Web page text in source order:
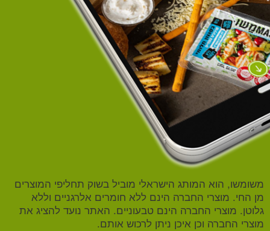
משומשו, הוא המותג הישראלי מוביל בשוק תחליפי המוצרים
מן החי. מוצרי החברה הינם ללא חומרים אלרגניים וללא
גלוטן. מוצרי החברה הינם טבעוניים. האתר נועד להציג את
מוצרי החברה וכן איכן ניתן לרכוש אותם.